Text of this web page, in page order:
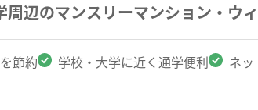
辺のマンスリーマンション・ウ
節約 学校・大学に近く通学便利 ネ